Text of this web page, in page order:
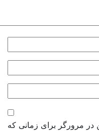
مرورگر برای زمانی که